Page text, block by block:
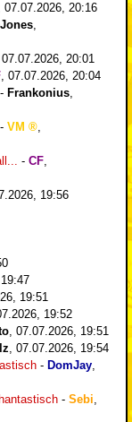
07.07.2026, 20:16
,
07.07.2026, 20:01
, 07.07.2026, 20:04
- Frankonius,
- VM
,
- CF,
19:56
19:51
19:52
, 07.07.2026, 19:51
, 07.07.2026, 19:54
- DomJay,
- Sebi,